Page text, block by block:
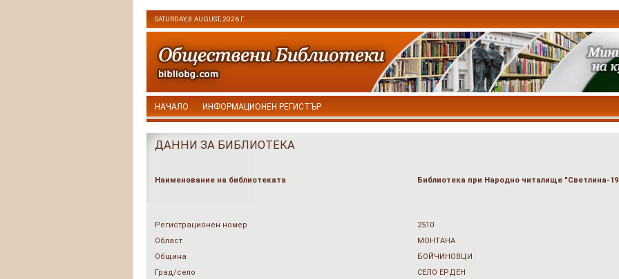
SATURDAY, 8 AUGUST, 2026 Г.
НАЧАЛО ИНФОРМАЦИОНЕН РЕГИСТЪР
ДАННИ ЗА БИБЛИОТЕКА
Наименование на библиотеката Библиотека при Народно читалище "Светлина-
Регистрационен номер
2510
Област
МОНТАНА
Община
БОЙЧИНОВЦИ
Град/село
СЕЛО ЕРДЕН